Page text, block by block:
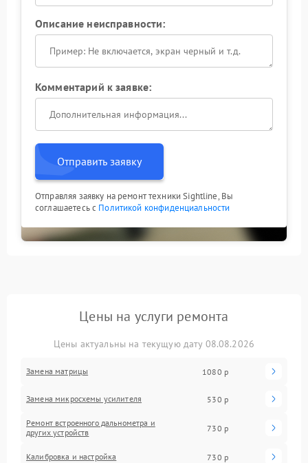
Описание неисправности:
Комментарий к заявке:
Отправить заявку
Отправляя заявку на ремонт техники Sightline, Вы
соглашаетесь с Политикой конфиденциальности
Цены на услуги ремонта
Цены актуальны на текущую дату 08.08.2026
Замена матрицы 1080 р
Замена микросхемы усилителя 530 р
Ремонт встроенного дальнометра и
других устройств
730 р
Калибровка и настройка 730 р